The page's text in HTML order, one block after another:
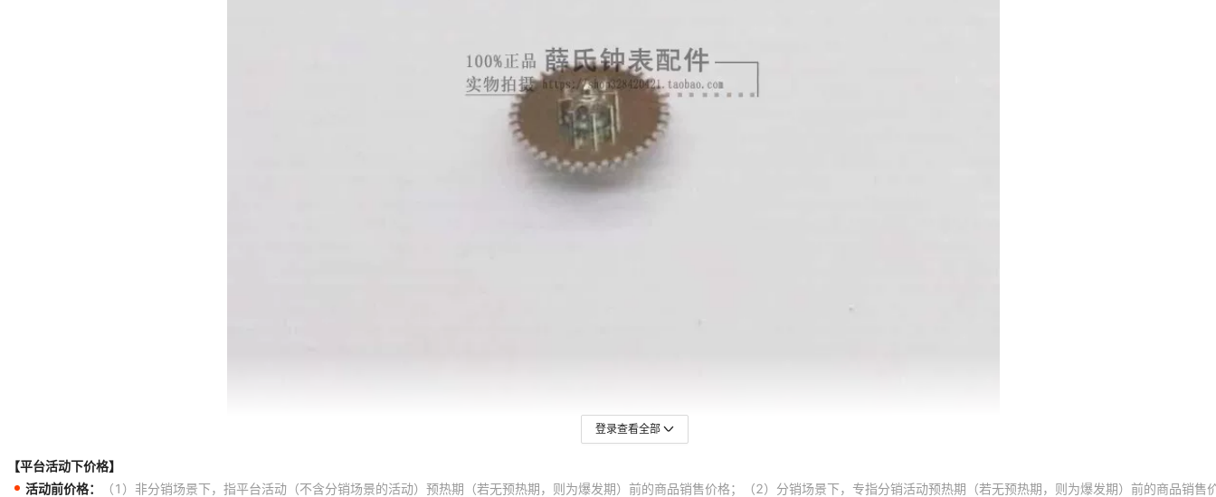
登录查看全部
【平台活动下价格】
活动前价格：
（1）非分销场景下，指平台活动（不含分销场景的活动）预热期（若无预热期，则为爆发期）前的商品销售价格；（2）分销场景下，专指分销活动预热期（若无预热期，则为爆发期）前的商品销售